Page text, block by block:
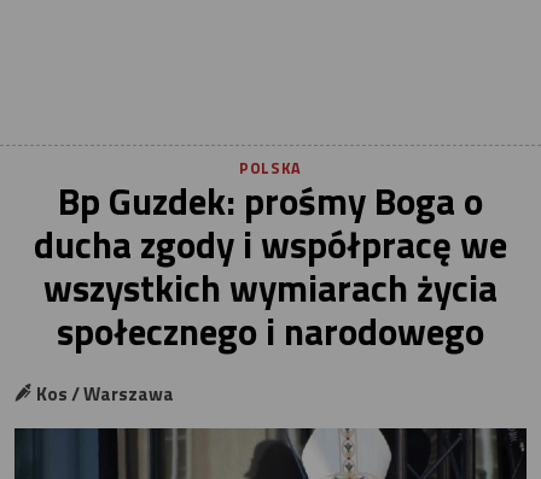
POLSKA
Bp Guzdek: prośmy Boga o
ducha zgody i współpracę we
wszystkich wymiarach życia
społecznego i narodowego
Kos / Warszawa